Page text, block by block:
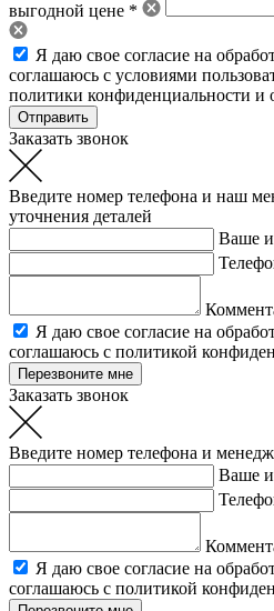
выгодной цене *
Я даю свое согласие на
соглашаюсь с условиями
политики конфиденциальности и
Заказать звонок
Введите номер телефона и наш
уточнения деталей
Ваше
Я даю свое согласие на
соглашаюсь с политикой
Заказать звонок
Введите номер телефона и
Ваше
Я даю свое согласие на
соглашаюсь с политикой